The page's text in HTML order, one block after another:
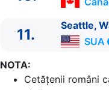
Ketchikan, Alaska
Zi de navigare
10. Victoria, British
11.
Seattle,
SUA
NOTA:
Cetăţenii români